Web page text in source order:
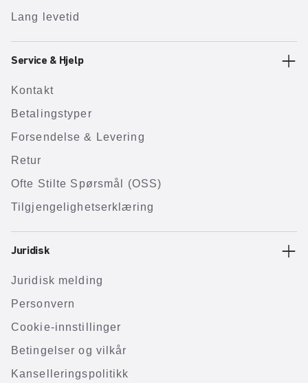
Lang levetid
Service & Hjelp
Kontakt
Betalingstyper
Forsendelse & Levering
Retur
Ofte Stilte Spørsmål (OSS)
Tilgjengelighetserklæring
Juridisk
Juridisk melding
Personvern
Cookie-innstillinger
Betingelser og vilkår
Kanselleringspolitikk